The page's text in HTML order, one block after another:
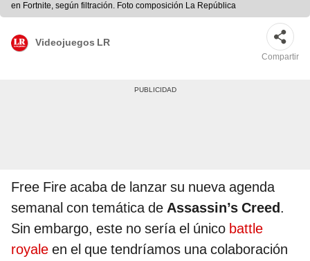
en Fortnite, según filtración. Foto composición La República
Videojuegos LR
Compartir
Free Fire acaba de lanzar su nueva agenda
semanal con temática de Assassin’s Creed.
Sin embargo, este no sería el único battle
royale en el que tendríamos una colaboración